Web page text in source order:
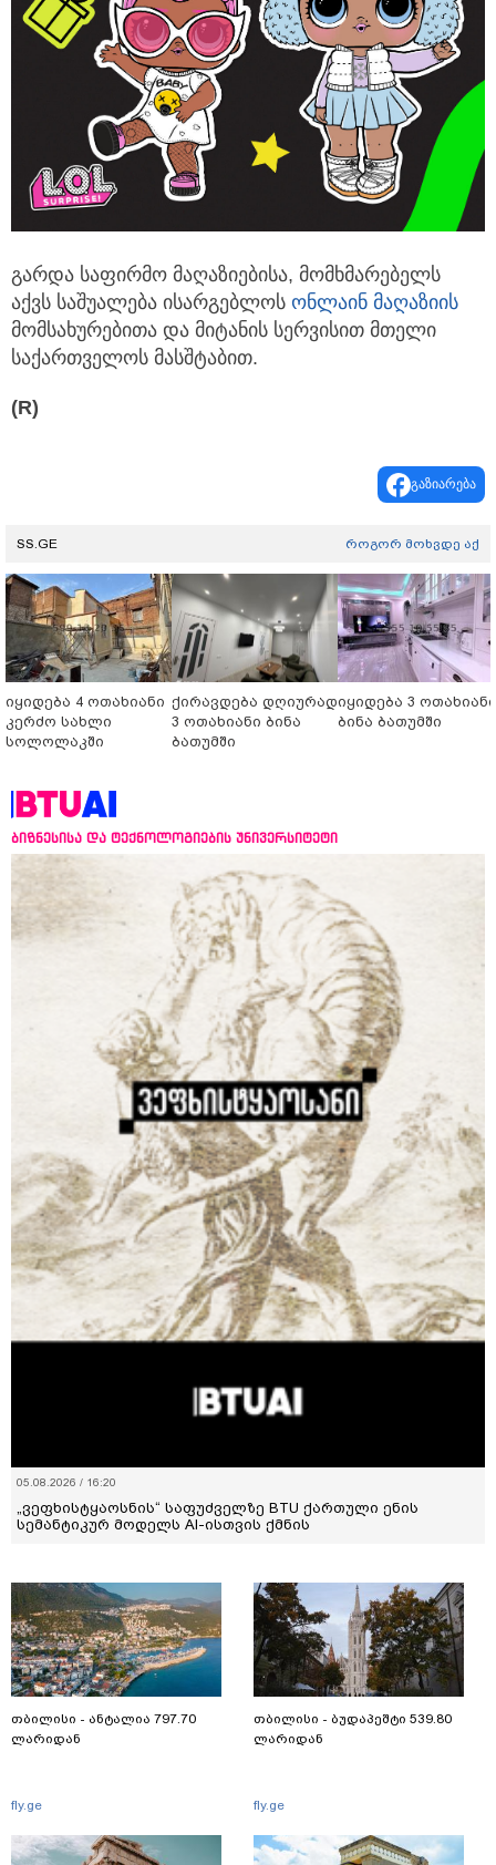
გარ­და სა­ფირ­მო მა­ღა­ზი­ე­ბი­სა, მომ­ხმა­რე­ბელს
აქვს სა­შუ­ა­ლე­ბა ისარგებლოს ონლა­ინ მა­ღა­ზიის
მომ­სა­ხუ­რე­ბი­თა და მიტანის სერვისით მთელი
საქართველოს მასშტაბით.
(R)
გაზიარება
SS.GE როგორ მოხვდე აქ
იყიდება 4 ოთახიანი
კერძო სახლი
სოლოლაკში
ქირავდება დღიურად
3 ოთახიანი ბინა
ბათუმში
იყიდება 3 ოთახიანი
ბინა ბათუმში
ბიზნესისა და ტექნოლოგიების უნივერსიტეტი
05.08.2026 / 16:20
„ვეფხისტყაოსნის“ საფუძველზე BTU ქართული ენის
სემანტიკურ მოდელს AI-ისთვის ქმნის
თბილისი - ანტალია 797.70
ლარიდან
fly.ge
თბილისი - ბუდაპეშტი 539.80
ლარიდან
fly.ge